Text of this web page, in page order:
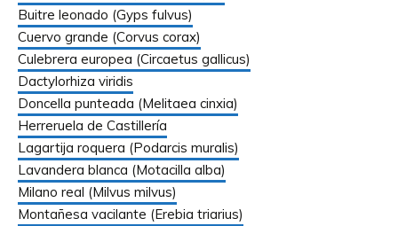
Buitre leonado (Gyps fulvus)
Cuervo grande (Corvus corax)
Culebrera europea (Circaetus gallicus)
Dactylorhiza viridis
Doncella punteada (Melitaea cinxia)
Herreruela de Castillería
Lagartija roquera (Podarcis muralis)
Lavandera blanca (Motacilla alba)
Milano real (Milvus milvus)
Montañesa vacilante (Erebia triarius)